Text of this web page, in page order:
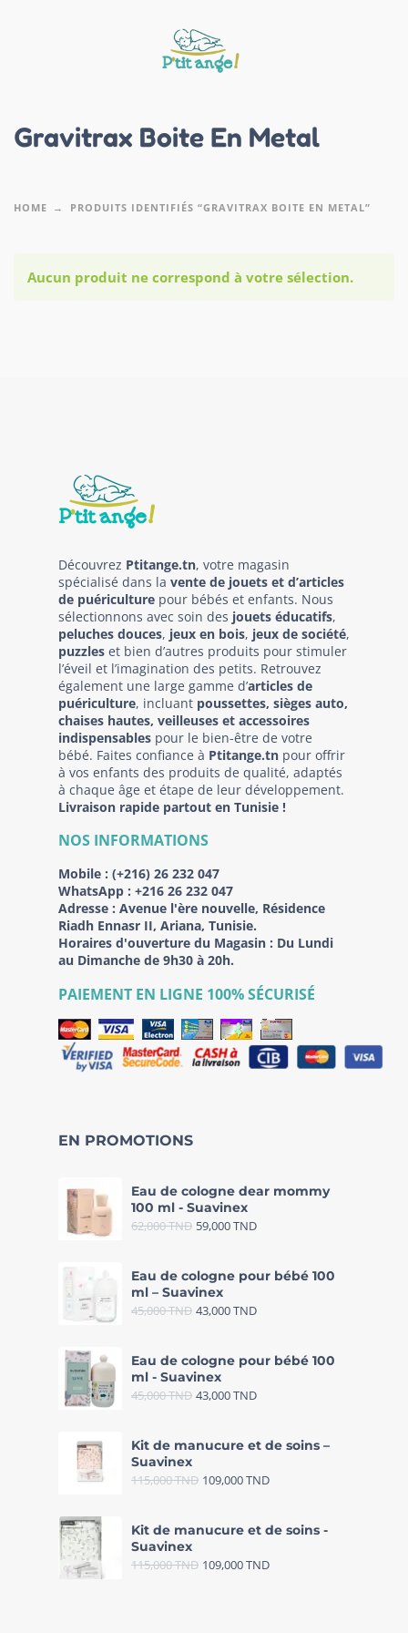
Gravitrax Boite En Metal
HOME PRODUITS IDENTIFIÉS “GRAVITRAX BOITE EN METAL”
Aucun produit ne correspond à votre sélection.
Découvrez Ptitange.tn, votre magasin
spécialisé dans la vente de jouets et d’articles
de puériculture pour bébés et enfants. Nous
sélectionnons avec soin des jouets éducatifs,
peluches douces, jeux en bois, jeux de société,
puzzles et bien d’autres produits pour stimuler
l’éveil et l’imagination des petits. Retrouvez
également une large gamme d’articles de
puériculture, incluant poussettes, sièges auto,
chaises hautes, veilleuses et accessoires
indispensables pour le bien-être de votre
bébé. Faites confiance à Ptitange.tn pour offrir
à vos enfants des produits de qualité, adaptés
à chaque âge et étape de leur développement.
Livraison rapide partout en Tunisie !
NOS INFORMATIONS
Mobile : (+216) 26 232 047
WhatsApp : +216 26 232 047
Adresse : Avenue l'ère nouvelle, Résidence
Riadh Ennasr II, Ariana, Tunisie.
Horaires d'ouverture du Magasin : Du Lundi
au Dimanche de 9h30 à 20h.
PAIEMENT EN LIGNE 100% SÉCURISÉ
EN PROMOTIONS
Eau de cologne dear mommy
100 ml - Suavinex
62,000TND 59,000TND
Eau de cologne pour bébé 100
ml – Suavinex
45,000TND 43,000TND
Eau de cologne pour bébé 100
ml - Suavinex
45,000TND 43,000TND
Kit de manucure et de soins –
Suavinex
115,000TND 109,000TND
Kit de manucure et de soins -
Suavinex
115,000TND 109,000TND